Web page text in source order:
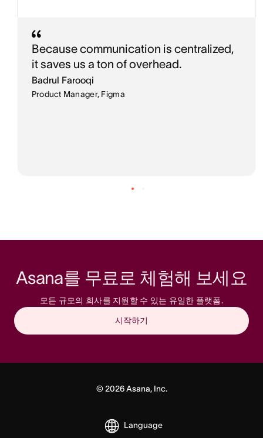
Because communication is centralized,
it saves us a ton of overhead.
Badrul Farooqi
Product Manager, Figma
Asana를 무료로 체험해 보세요
모든 규모의 회사를 지원할 수 있는 유일한 플랫폼.
시작하기
© 2026Asana, Inc.
Language